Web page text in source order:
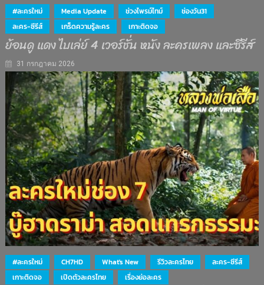
#ละครใหม่ Media Update ช่วงไพรม์ไทม์
ช่องวัน31
ละคร-ซีรีส์
เกร็ดความรู้ละคร เกาะติดจอ
ย้อนดู แดง ไบเล่ย์ 4 เวอร์ชั่น หนัง ละครเพลง และซีรีส์
31 กรกฎาคม 2026
#ละครใหม่ CH7HD What's New รีวิวละครไทย
ละคร-ซีรีส์
เกาะติดจอ
เปิดตัวละครไทย เรื่องย่อละคร